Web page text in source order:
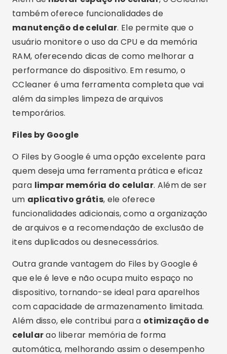
Files by Google
O Files by Google é uma opção excelente para
quem deseja uma ferramenta prática e eficaz
para limpar memória do celular. Além de ser
umaplicativo grátis, ele oferece
funcionalidades adicionais, como a organização
de arquivos e a recomendação de exclusão de
itens duplicados ou desnecessários.
Outra grande vantagem do Files by Google é
que ele é leve e não ocupa muito espaço no
dispositivo, tornando-se ideal para aparelhos
com capacidade de armazenamento limitada.
Além disso, ele contribui para a
celular
ao liberar memória de forma
automática, melhorando assim o desempenho
do aparelho de maneira contínua.
Avast Cleanup
Publicidade - SpotAds
O Avast Cleanup é mais uma excelente
alternativa para quem busca umaplicativo
grátisparalimpar memória do celular.
Desenvolvido pela renomada empresa de
segurança Avast, este aplicativo oferece uma